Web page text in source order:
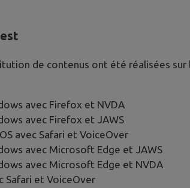
de contenus ont été réalisées sur
avec Firefox et NVDA
avec Firefox et JAWS
avec Safari et VoiceOver
avec Microsoft Edge et JAWS
avec Microsoft Edge et NVDA
Safari et VoiceOver